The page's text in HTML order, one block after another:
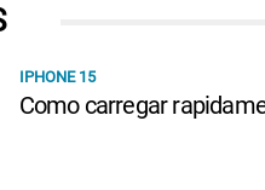
IPHONE 15
Como carregar